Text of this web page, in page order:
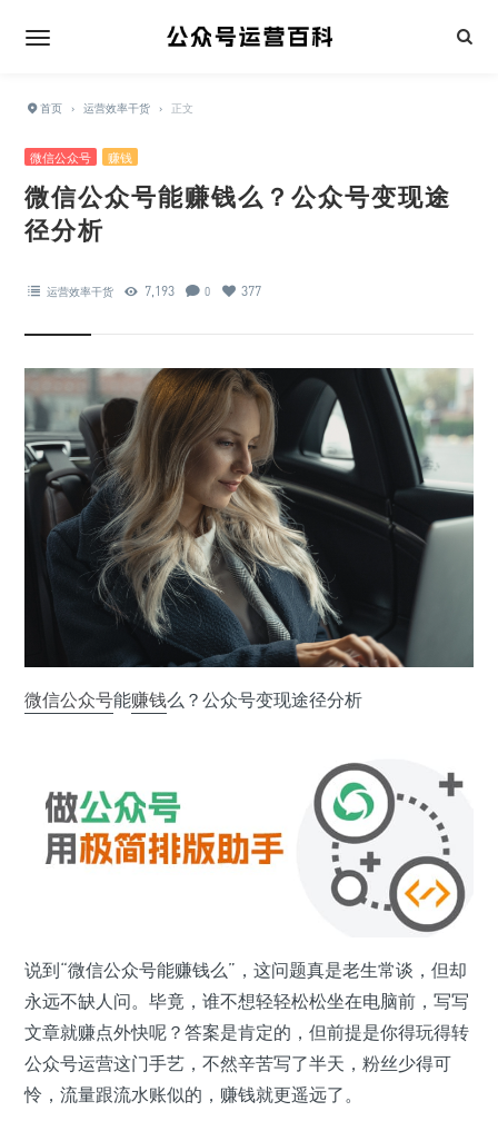
首页 › 运营效率干货 › 正文
微信公众号 赚钱
微信公众号能赚钱么？公众号变现途
径分析
运营效率干货 7,193 0 377
微信公众号能赚钱么？公众号变现途径分析
说到“微信公众号能赚钱么”，这问题真是老生常谈，但却
永远不缺人问。毕竟，谁不想轻轻松松坐在电脑前，写写
文章就赚点外快呢？答案是肯定的，但前提是你得玩得转
公众号运营这门手艺，不然辛苦写了半天，粉丝少得可
怜，流量跟流水账似的，赚钱就更遥远了。